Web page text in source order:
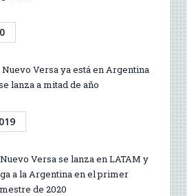
Nuevo Versa ya está en Argentina
lanza a mitad de año
Versa se lanza en LATAM y
a la Argentina en el primer
de 2020